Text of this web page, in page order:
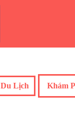
Du Lịch Khám